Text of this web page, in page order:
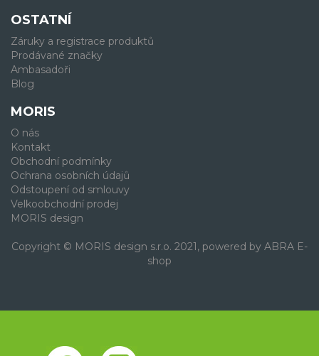
OSTATNÍ
Záruky a registrace produktů
Prodávané značky
Ambasadoři
Blog
MORIS
O nás
Kontakt
Obchodní podmínky
Ochrana osobních údajů
Odstoupení od smlouvy
Velkoobchodní prodej
MORIS design
Copyright © MORIS design s.r.o. 2021, powered by ABRA E-
shop